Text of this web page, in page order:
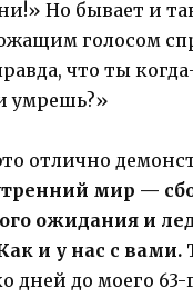
Но бывает и
голосом
что ты
умрешь?»
отлично
мир —
ожидания и
и у нас с вами.
дней до моего 63-